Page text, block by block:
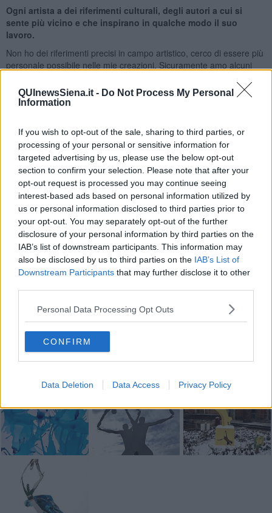
QUInewsSiena.it - Do Not Process My Personal
Information
If you wish to opt-out of the sale, sharing to third parties, or
processing of your personal or sensitive information for
targeted advertising by us, please use the below opt-out
section to confirm your selection. Please note that after your
opt-out request is processed you may continue seeing
interest-based ads based on personal information utilized by
us or personal information disclosed to third parties prior to
your opt-out. You may separately opt-out of the further
disclosure of your personal information by third parties on the
IAB’s list of downstream participants. This information may
also be disclosed by us to third parties on the IAB’s List of
Downstream Participants that may further disclose it to other
Personal Data Processing Opt Outs
CONFIRM
Data Deletion Data Access Privacy Policy
Ogni artista a dei riferimenti culturali, degli autori a cui si
sente più vicino e che inspirano in qualche modo il suo
lavoro.
Non ho dei riferimenti precisi in campo artistico, cerco di essere più
personale possibile nelle mie creazioni. Sicuramente amo alcuni
opera non guardo nessuno, cerco di trovare una mia strada.
Adesso sto recitando, come protagonista, in un film e questa
Cosa influenza la tua arte ?
Niente influenza la mia espressività artistica a parte i miei umori. La
mia è un’arte vissuta a tutto tondo, sento di appartenere alla
poetica di riferimento, ma non solo. La costante della mia ricerca,
spazia dal figurativo all’astrazione con molti simboli costantemente
presenti.
Riccardo Ferrucci
Se vuoi leggere le notizie principali della Toscana iscriviti alla
Newsletter QUInews - ToscanaMedia.Arriva gratis tutti i giorni
alle 20:00 direttamente nella tua casella di posta.
Basta cliccareQUI